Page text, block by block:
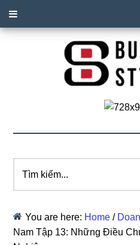
kiếm...
You are here: Home /
Nam Tập 13: Những Điều